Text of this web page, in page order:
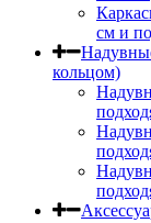
см и
кольцом)